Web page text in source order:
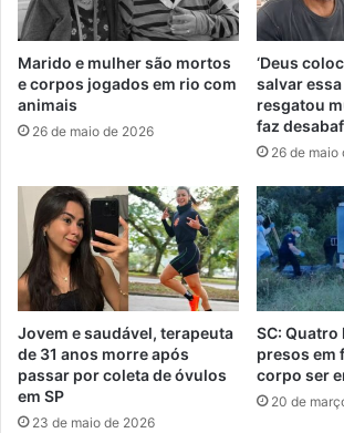
Marido e mulher são mortos
e corpos jogados em rio com
animais
26 de maio de 2026
‘Deus
salvar essa
resgatou
faz
26 de maio
Jovem e saudável, terapeuta
de 31 anos morre após
passar por coleta de óvulos
em SP
23 de maio de 2026
SC: Quatro
presos em
corpo ser
20 de